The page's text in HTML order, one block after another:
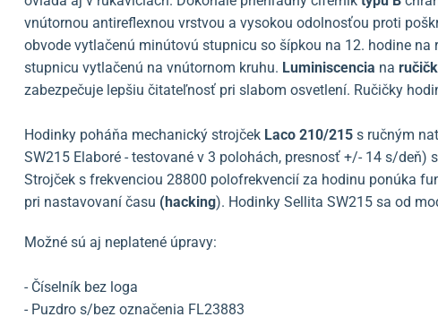
vnútornou antireflexnou vrstvou a vysokou odolnosťou proti
obvode vytlačenú minútovú stupnicu so šípkou na 12. hodine
stupnicu vytlačenú na vnútornom kruhu. Luminiscencia na
zabezpečuje lepšiu čitateľnosť pri slabom osvetlení. Ručičky
Hodinky poháňa mechanický strojček Laco 210/215 s ručným
SW215 Elaboré - testované v 3 polohách, presnosť +/- 14 s/deň)
Strojček s frekvenciou 28800 polofrekvencií za hodinu ponúka
pri nastavovaní času (hacking). Hodinky Sellita SW215 sa od
Možné sú aj neplatené úpravy:
- Číselník bez loga
- Puzdro s/bez označenia FL23883